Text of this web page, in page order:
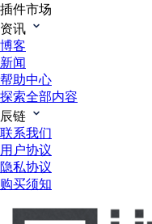
插件市场
资讯
博客
新闻
帮助中心
探索全部内容
辰链
联系我们
用户协议
隐私协议
购买须知